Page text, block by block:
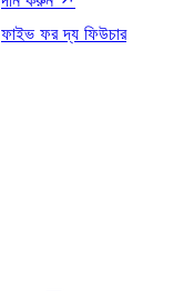
ফাইভ ফর দ্য ফিউচার